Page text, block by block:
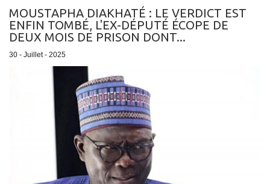
MOUSTAPHA DIAKHATÉ : LE VERDICT EST
ENFIN TOMBÉ, L'EX-DÉPUTÉ ÉCOPE DE
DEUX MOIS DE PRISON DONT...
30 - Juillet - 2025